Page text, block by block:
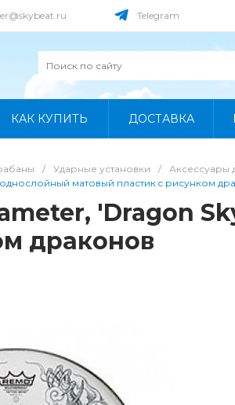
Telegram
КАК КУПИТЬ ДОСТАВКА
/ Ударные установки / Аксессуары
матовый пластик c рисунком
'Dragon
драконов